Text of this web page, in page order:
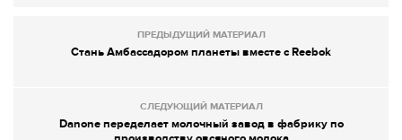
ПРЕДЫДУЩИЙ МАТЕРИАЛ
Стань Амбассадором планеты вместе с Reebok
СЛЕДУЮЩИЙ МАТЕРИАЛ
Danone переделает молочный завод в фабрику по